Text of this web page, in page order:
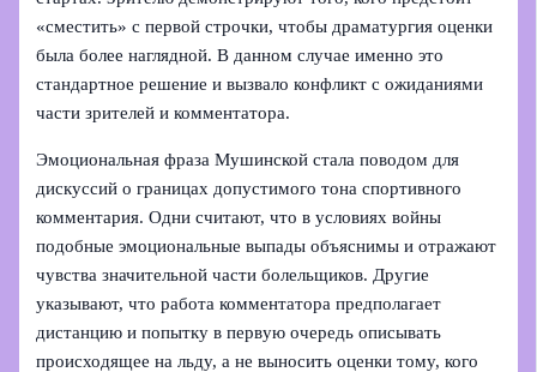
«сместить» с первой строчки, чтобы драматургия оценки
была более наглядной. В данном случае именно это
стандартное решение и вызвало конфликт с ожиданиями
части зрителей и комментатора.
Эмоциональная фраза Мушинской стала поводом для
дискуссий о границах допустимого тона спортивного
комментария. Одни считают, что в условиях войны
подобные эмоциональные выпады объяснимы и отражают
чувства значительной части болельщиков. Другие
указывают, что работа комментатора предполагает
дистанцию и попытку в первую очередь описывать
происходящее на льду, а не выносить оценки тому, кого